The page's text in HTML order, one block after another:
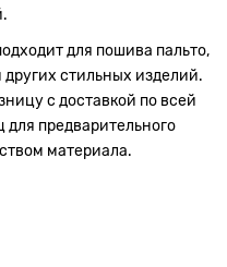
для пошива пальто,
стильных изделий.
с доставкой по всей
для предварительного
материала.